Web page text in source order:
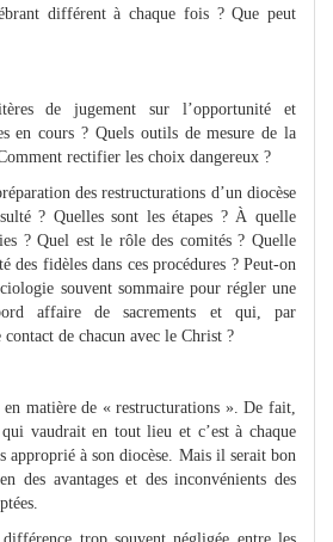
différent à chaque fois ? Que peut
de jugement sur l’opportunité et
en cours ? Quels outils de mesure de la
rectifier les choix dangereux ?
des restructurations d’un diocèse
? Quelles sont les étapes ? À quelle
? Quel est le rôle des comités ? Quelle
des fidèles dans ces procédures ? Peut-on
souvent sommaire pour régler une
affaire de sacrements et qui, par
de chacun avec le Christ ?
matière de « restructurations ». De fait,
vaudrait en tout lieu et c’est à chaque
approprié à son diocèse. Mais il serait bon
des avantages et des inconvénients des